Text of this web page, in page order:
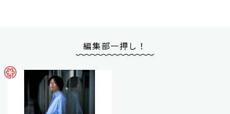
編集部一押し！